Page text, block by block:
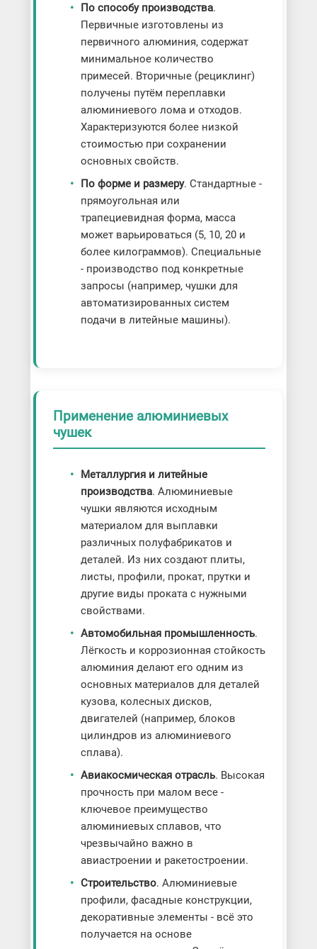
По способу производства.
Первичные изготовлены из
первичного алюминия, содержат
минимальное количество
примесей. Вторичные (рециклинг)
получены путём переплавки
алюминиевого лома и отходов.
Характеризуются более низкой
стоимостью при сохранении
основных свойств.
По форме и размеру. Стандартные -
прямоугольная или
трапециевидная форма, масса
может варьироваться (5, 10, 20 и
более килограммов). Специальные
- производство под конкретные
запросы (например, чушки для
автоматизированных систем
подачи в литейные машины).
Применение алюминиевых
чушек
Металлургия и литейные
производства. Алюминиевые
чушки являются исходным
материалом для выплавки
различных полуфабрикатов и
деталей. Из них создают плиты,
листы, профили, прокат, прутки и
другие виды проката с нужными
свойствами.
Автомобильная промышленность.
Лёгкость и коррозионная стойкость
алюминия делают его одним из
основных материалов для деталей
кузова, колесных дисков,
двигателей (например, блоков
цилиндров из алюминиевого
сплава).
Авиакосмическая отрасль. Высокая
прочность при малом весе -
ключевое преимущество
алюминиевых сплавов, что
чрезвычайно важно в
авиастроении и ракетостроении.
Строительство. Алюминиевые
профили, фасадные конструкции,
декоративные элементы - всё это
получается на основе